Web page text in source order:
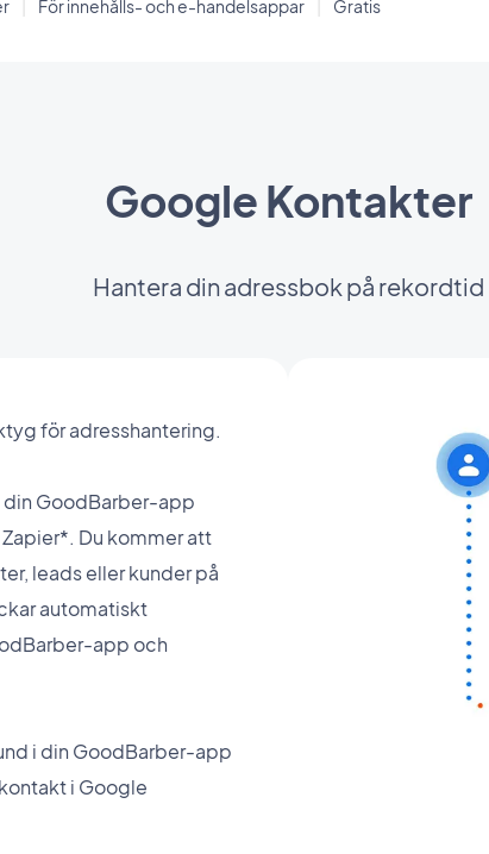
För innehålls- och e-handelsappar Gratis
Google Kontakter
Hantera din adressbok på rekordtid
för adresshantering.
din GoodBarber-app
Du kommer att
leads eller kunder på
automatiskt
app och
i din GoodBarber-app
i Google